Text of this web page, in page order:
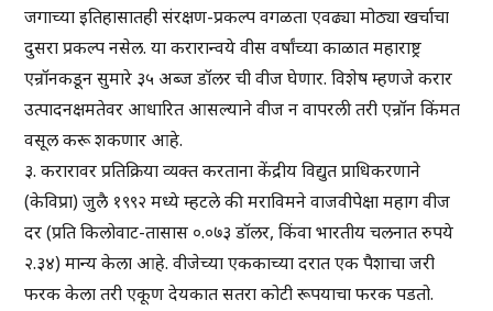
जगाच्या इतिहासातही संरक्षण-प्रकल्प वगळता एवढ्या मोठ्या खर्चाचा
दुसरा प्रकल्प नसेल. या करारान्वये वीस वर्षांच्या काळात महाराष्ट्र
एन्रॉनकडून सुमारे ३५ अब्ज डॉलर ची वीज घेणार. विशेष म्हणजे करार
उत्पादनक्षमतेवर आधारित आसल्याने वीज न वापरली तरी एन्रॉन किंमत
वसूल करू शकणार आहे.
३. करारावर प्रतिक्रिया व्यक्त करताना केंद्रीय विद्युत प्राधिकरणाने
(केविप्रा) जुलै १९९२ मध्ये म्हटले की मराविमने वाजवीपेक्षा महाग वीज
दर (प्रति किलोवाट-तासास ०.०७३ डॉलर, किंवा भारतीय चलनात रुपये
२.३४) मान्य केला आहे. वीजेच्या एककाच्या दरात एक पैशाचा जरी
फरक केला तरी एकूण देयकात सतरा कोटी रूपयाचा फरक पडतो.